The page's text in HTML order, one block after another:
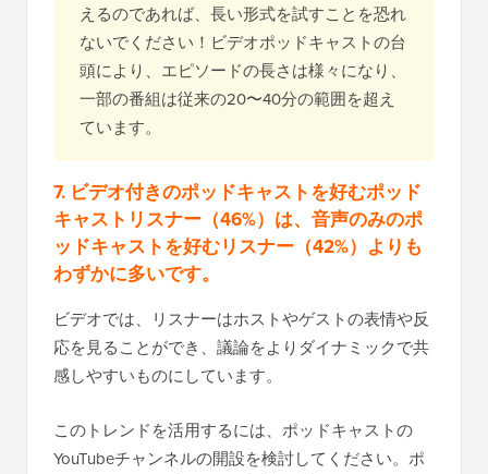
えるのであれば、長い形式を試すことを恐れ
ないでください！ビデオポッドキャストの台
頭により、エピソードの長さは様々になり、
一部の番組は従来の20〜40分の範囲を超え
ています。
7. ビデオ付きのポッドキャストを好むポッド
キャストリスナー（46%）は、音声のみのポ
ッドキャストを好むリスナー（42%）よりも
わずかに多いです。
ビデオでは、リスナーはホストやゲストの表情や反
応を見ることができ、議論をよりダイナミックで共
感しやすいものにしています。
このトレンドを活用するには、ポッドキャストの
YouTubeチャンネルの開設を検討してください。ポ